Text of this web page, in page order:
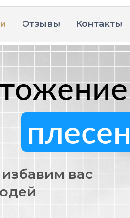
Отзывы Контакты
вас